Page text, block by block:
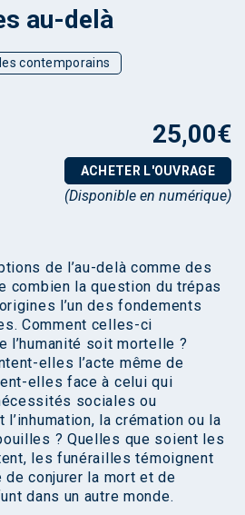
au-delà
contemporains
25,00€
ACHETER L'OUVRAGE
(Disponible en numérique)
de l’au-delà comme des
combien la question du trépas
l’un des fondements
Comment celles-ci
l’humanité soit mortelle ?
elles l’acte même de
elles face à celui qui
sociales ou
la crémation ou la
? Quelles que soient les
les funérailles témoignent
conjurer la mort et de
dans un autre monde.